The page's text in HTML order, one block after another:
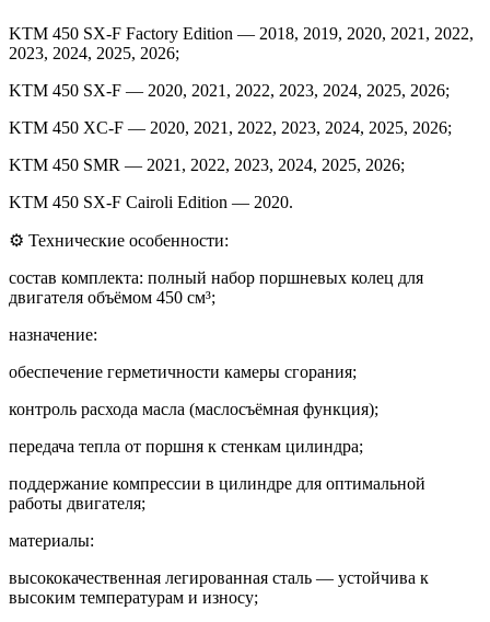
KTM 450 SX‑F Factory Edition — 2018, 2019, 2020, 2021, 2022,
2023, 2024, 2025, 2026;
KTM 450 SX‑F — 2020, 2021, 2022, 2023, 2024, 2025, 2026;
KTM 450 XC‑F — 2020, 2021, 2022, 2023, 2024, 2025, 2026;
KTM 450 SMR — 2021, 2022, 2023, 2024, 2025, 2026;
KTM 450 SX‑F Cairoli Edition — 2020.
⚙️ Технические особенности:
состав комплекта: полный набор поршневых колец для
двигателя объёмом 450 см³;
назначение:
обеспечение герметичности камеры сгорания;
контроль расхода масла (маслосъёмная функция);
передача тепла от поршня к стенкам цилиндра;
поддержание компрессии в цилиндре для оптимальной
работы двигателя;
материалы:
высококачественная легированная сталь — устойчива к
высоким температурам и износу;